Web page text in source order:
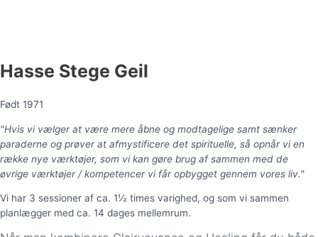
Hasse Stege Geil
Født 1971
"Hvis vi vælger at være mere åbne og modtagelige samt sænker
paraderne og prøver at afmystificere det spirituelle, så opnår vi en
række nye værktøjer, som vi kan gøre brug af sammen med de
øvrige værktøjer / kompetencer vi får opbygget gennem vores liv."
Vi har 3 sessioner af ca. 1½ times varighed, og som vi sammen
planlægger med ca. 14 dages mellemrum.